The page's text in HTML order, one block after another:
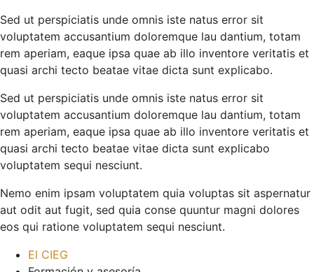
Sed ut perspiciatis unde omnis iste natus error sit
voluptatem accusantium doloremque lau dantium, totam
rem aperiam, eaque ipsa quae ab illo inventore veritatis et
quasi archi tecto beatae vitae dicta sunt explicabo.
Sed ut perspiciatis unde omnis iste natus error sit
voluptatem accusantium doloremque lau dantium, totam
rem aperiam, eaque ipsa quae ab illo inventore veritatis et
quasi archi tecto beatae vitae dicta sunt explicabo
voluptatem sequi nesciunt.
Nemo enim ipsam voluptatem quia voluptas sit aspernatur
aut odit aut fugit, sed quia conse quuntur magni dolores
eos qui ratione voluptatem sequi nesciunt.
El CIEG